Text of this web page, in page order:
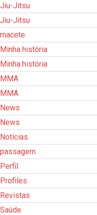
Jiu-Jitsu
Jiu-Jitsu
macete
Minha história
Minha história
MMA
MMA
News
News
Notícias
passagem
Perfil
Profiles
Revistas
Saúde